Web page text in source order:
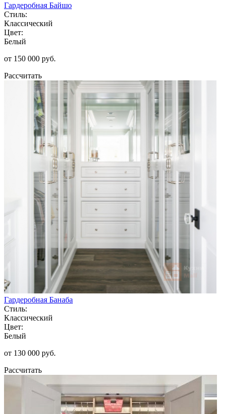
Гардеробная Байшо
Стиль:
Классический
Цвет:
Белый
от 150 000 руб.
Рассчитать
Гардеробная Банаба
Стиль:
Классический
Цвет:
Белый
от 130 000 руб.
Рассчитать